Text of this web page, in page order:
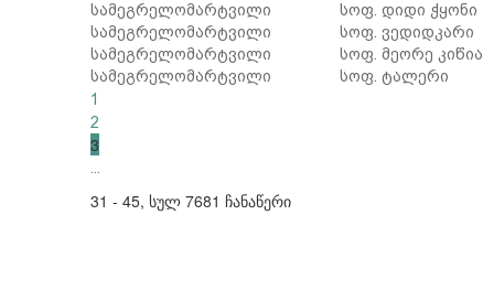
სამეგრელომარტვილი სოფ. დიდი ჭყონი
სამეგრელომარტვილი სოფ. ვედიდკარი
სამეგრელომარტვილი სოფ. მეორე კიწია
სამეგრელომარტვილი სოფ. ტალერი
1
2
3
31 - 45, სულ 7681 ჩანაწერი